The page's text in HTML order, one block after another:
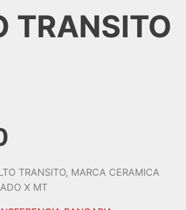
TRANSITO
TRANSITO, MARCA CERAMICA
X MT